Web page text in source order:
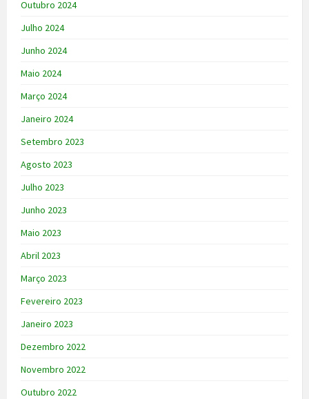
Outubro 2024
Julho 2024
Junho 2024
Maio 2024
Março 2024
Janeiro 2024
Setembro 2023
Agosto 2023
Julho 2023
Junho 2023
Maio 2023
Abril 2023
Março 2023
Fevereiro 2023
Janeiro 2023
Dezembro 2022
Novembro 2022
Outubro 2022